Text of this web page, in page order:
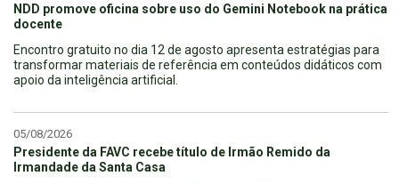
NDD promove oficina sobre uso do Gemini Notebook na prática
docente
Encontro gratuito no dia 12 de agosto apresenta estratégias para
transformar materiais de referência em conteúdos didáticos com
apoio da inteligência artificial.
05/08/2026
Presidente da FAVC recebe título de Irmão Remido da
Irmandade da Santa Casa